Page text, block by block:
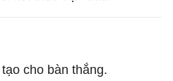
cho bàn thắng.